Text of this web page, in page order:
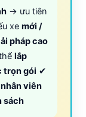
→ ưu tiên
xe mới /
pháp cao
lắp
trọn gói ✔
viên
sách